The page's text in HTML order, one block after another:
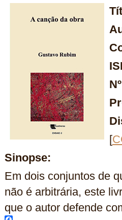
[
Sinopse:
Em dois conjuntos de
não é arbitrária, este
que o autor defende